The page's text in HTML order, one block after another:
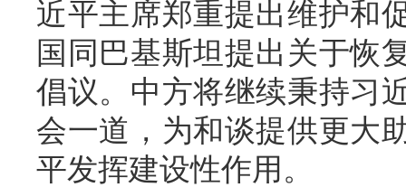
近平主席郑重提出维护和
国同巴基斯坦提出关于恢
倡议。中方将继续秉持习
会一道，为和谈提供更大
平发挥建设性作用。